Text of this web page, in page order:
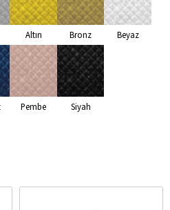
Altın Bronz Beyaz
Pembe Siyah